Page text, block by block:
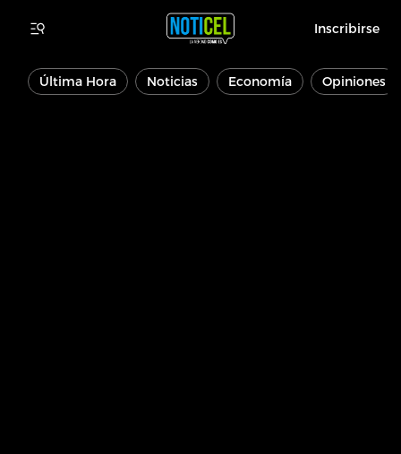
Inscribirse
Última Hora Noticias Economía Opiniones